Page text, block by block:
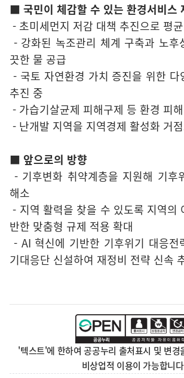
■ 국민이 체감할 수 있는 환경서비스
- 초미세먼지 저감 대책 추진으로 평
- 강화된 녹조관리 체계 구축과 노후
끗한 물 공급
- 국토 자연환경 가치 증진을 위한 다
추진 중
- 가습기살균제 피해구제 등 환경 피
- 난개발 지역을 지역경제 활성화 거
■ 앞으로의 방향
- 기후변화 취약계층을 지원해 기후
해소
- 지역 활력을 찾을 수 있도록 지역의
반한 맞춤형 규제 적용 확대
- AI 혁신에 기반한 기후위기 대응전
기대응단 신설하여 재정비 전략 신속
'텍스트'에 한하여 공공누리 출처표시 및 변경
비상업적 이용이 가능합니